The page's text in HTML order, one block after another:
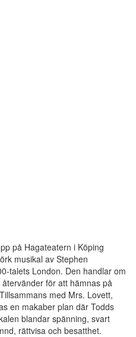
på Hagateatern i Köping
musikal av Stephen
talets London. Den handlar om
för att hämnas på
med Mrs. Lovett,
en makaber plan där Todds
blandar spänning, svart
rättvisa och besatthet.